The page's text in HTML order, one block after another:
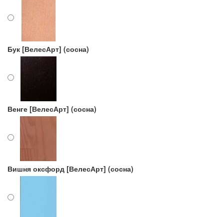
Бук [ВелесАрт] (сосна)
Венге [ВелесАрт] (сосна)
Вишня оксфорд [ВелесАрт] (сосна)